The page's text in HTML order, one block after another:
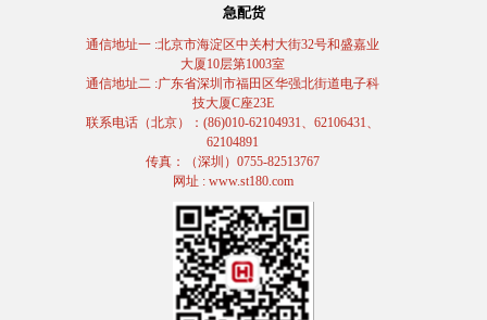
急配货
通信地址一 :北京市海淀区中关村大街32号和盛嘉业
大厦10层第1003室
通信地址二 :广东省深圳市福田区华强北街道电子科
技大厦C座23E
联系电话（北京）：(86)010-62104931、62106431、
62104891
传真：（深圳）0755-82513767
网址 : www.st180.com